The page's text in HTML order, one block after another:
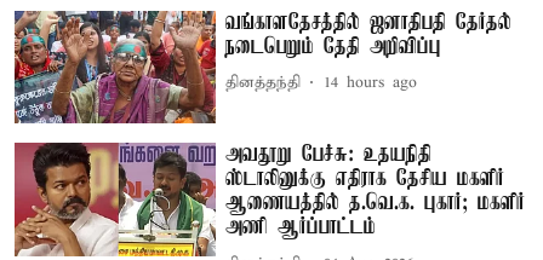
வங்காளதேசத்தில் ஜனாதிபதி தேர்தல்
நடைபெறும் தேதி அறிவிப்பு
தினத்தந்தி 14 hours ago
அவதூறு பேச்சு: உதயநிதி
ஸ்டாலினுக்கு எதிராக தேசிய மகளிர்
ஆணையத்தில் த.வெ.க. புகார்; மகளிர்
அணி ஆர்ப்பாட்டம்